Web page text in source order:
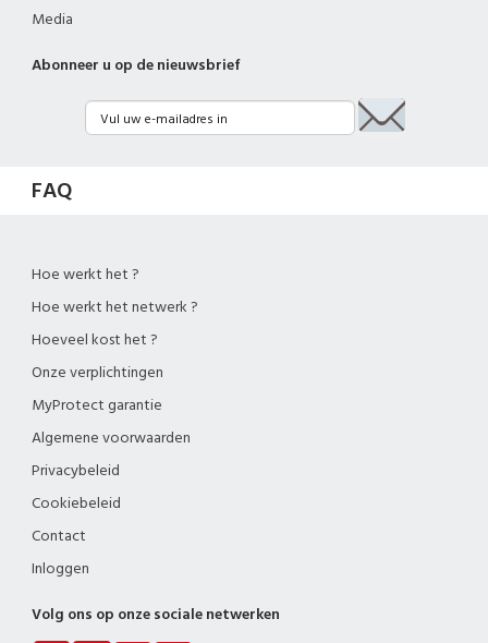
Media
Abonneer u op de nieuwsbrief
FAQ
Hoe werkt het ?
Hoe werkt het netwerk ?
Hoeveel kost het ?
Onze verplichtingen
MyProtect garantie
Algemene voorwaarden
Privacybeleid
Cookiebeleid
Contact
Inloggen
Volg ons op onze sociale netwerken